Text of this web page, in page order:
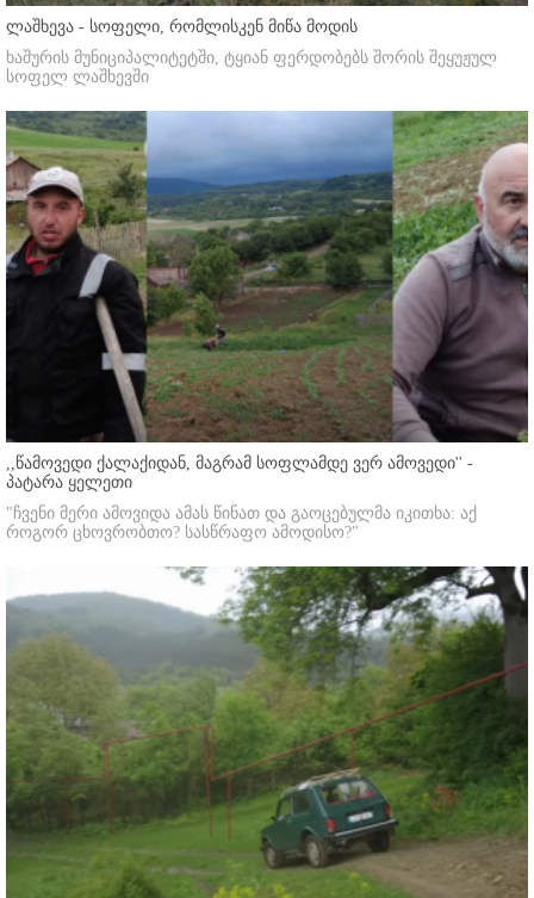
ლაშხევა - სოფელი, რომლისკენ მიწა მოდის
ხაშურის მუნიციპალიტეტში, ტყიან ფერდობებს შორის შეყუჟულ
სოფელ ლაშხევში
,,წამოვედი ქალაქიდან, მაგრამ სოფლამდე ვერ ამოვედი'' -
პატარა ყელეთი
"ჩვენი მერი ამოვიდა ამას წინათ და გაოცებულმა იკითხა: აქ
როგორ ცხოვრობთო? სასწრაფო ამოდისო?"